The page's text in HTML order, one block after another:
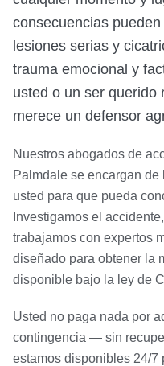
consecuencias
lesiones serias y
trauma emocional y
usted o un ser querido
merece un defensor
Nuestros abogados de
Palmdale se encargan
usted para que pueda
Investigamos el
trabajamos con expertos
diseñado para obtener la
disponible bajo la ley de
Usted no paga nada por
contingencia — sin
estamos disponibles 24/7